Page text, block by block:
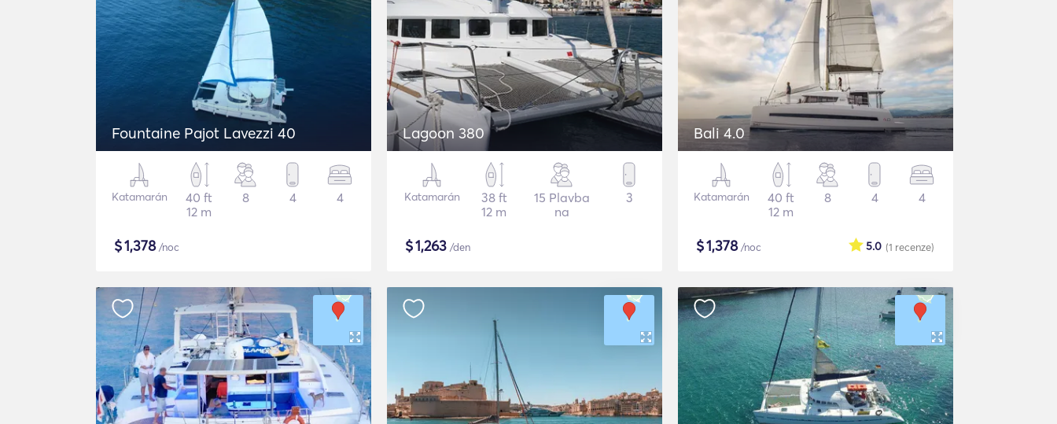
Fountaine Pajot Lavezzi 40
Katamarán
40 ft
12 m
8 4 4
$1,378/noc
Lagoon 380
Katamarán
38 ft
12 m
15 Plavba
na
3
$1,263 /den
Bali 4.0
Katamarán
40 ft
12 m
8 4 4
$1,378/noc (1 recenze)
5.0